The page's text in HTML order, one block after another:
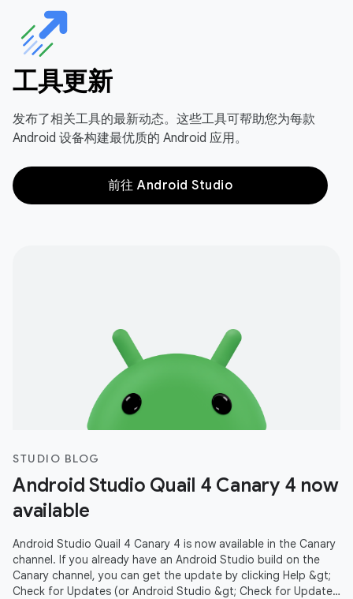
工具更新
发布了相关工具的最新动态。这些工具可帮助您为每款
Android 设备构建最优质的 Android 应用。
前往 Android Studio
STUDIO BLOG
Android Studio Quail 4 Canary 4 now
available
Android Studio Quail 4 Canary 4 is now available in the Canary
channel. If you already have an Android Studio build on the
Canary channel, you can get the update by clicking Help &gt;
Check for Updates (or Android Studio &gt; Check for Updates